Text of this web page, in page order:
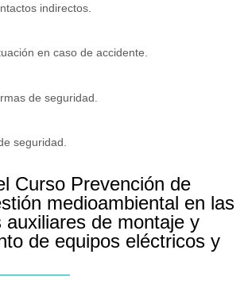
indirectos.
en caso de accidente.
de seguridad.
seguridad.
Curso Prevención de
medioambiental en las
auxiliares de montaje y
de equipos eléctricos y